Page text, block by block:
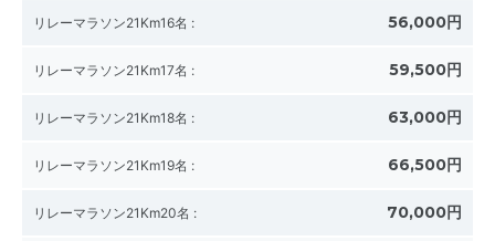
リレーマラソン21Km16名 : 56,000円
リレーマラソン21Km17名 : 59,500円
リレーマラソン21Km18名 : 63,000円
リレーマラソン21Km19名 : 66,500円
リレーマラソン21Km20名 : 70,000円